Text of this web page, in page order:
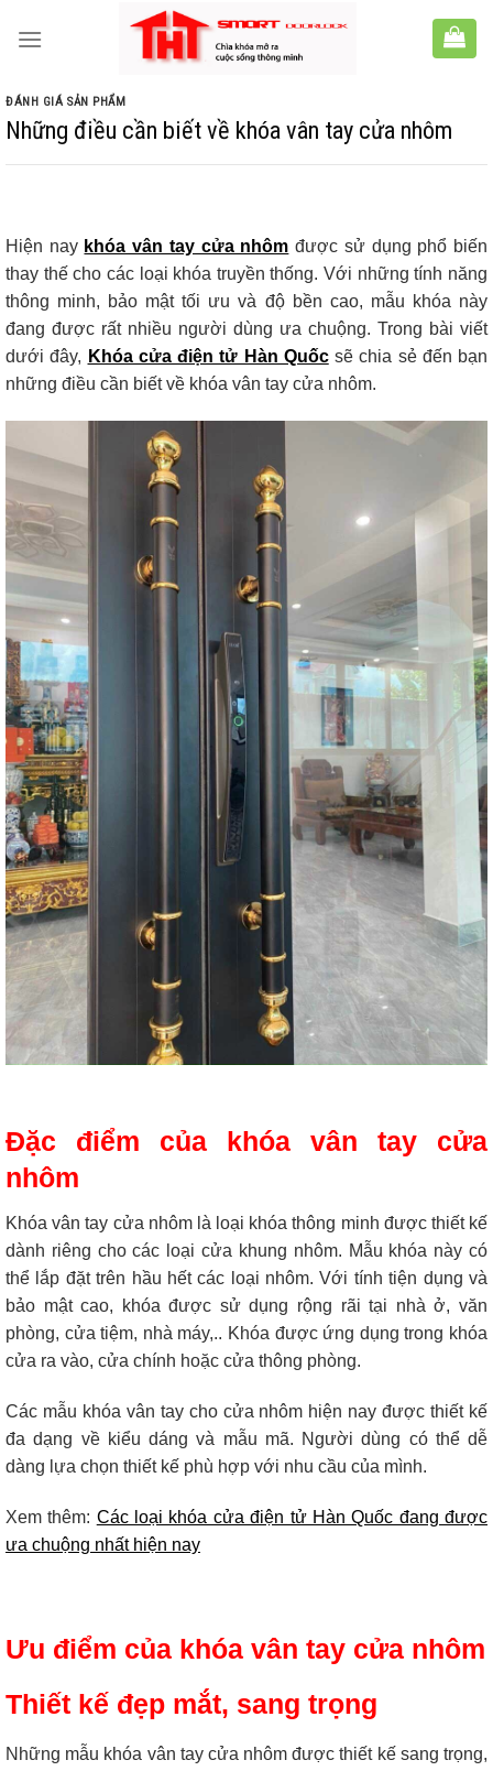
ĐÁNH GIÁ SẢN PHẨM
Những điều cần biết về khóa vân tay cửa nhôm
Hiện nay khóa vân tay cửa nhôm được sử dụng phổ biến
thay thế cho các loại khóa truyền thống. Với những tính năng
thông minh, bảo mật tối ưu và độ bền cao, mẫu khóa này
đang được rất nhiều người dùng ưa chuộng. Trong bài viết
dưới đây, Khóa cửa điện tử Hàn Quốc sẽ chia sẻ đến bạn
những điều cần biết về khóa vân tay cửa nhôm.
Đặc điểm của khóa vân tay cửa
nhôm
Khóa vân tay cửa nhôm là loại khóa thông minh được thiết kế
dành riêng cho các loại cửa khung nhôm. Mẫu khóa này có
thể lắp đặt trên hầu hết các loại nhôm. Với tính tiện dụng và
bảo mật cao, khóa được sử dụng rộng rãi tại nhà ở, văn
phòng, cửa tiệm, nhà máy,.. Khóa được ứng dụng trong khóa
cửa ra vào, cửa chính hoặc cửa thông phòng.
Các mẫu khóa vân tay cho cửa nhôm hiện nay được thiết kế
đa dạng về kiểu dáng và mẫu mã. Người dùng có thể dễ
dàng lựa chọn thiết kế phù hợp với nhu cầu của mình.
Xem thêm: Các loại khóa cửa điện tử Hàn Quốc đang được
ưa chuộng nhất hiện nay
Ưu điểm của khóa vân tay cửa nhôm
Thiết kế đẹp mắt, sang trọng
Những mẫu khóa vân tay cửa nhôm được thiết kế sang trọng,